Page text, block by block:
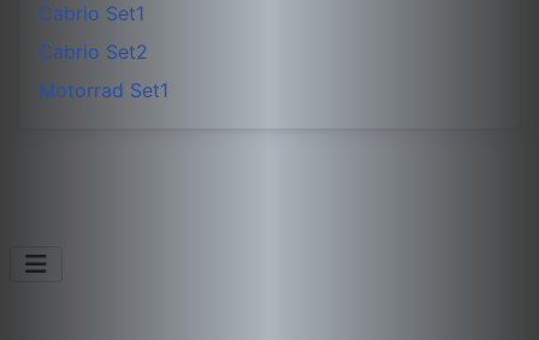
Cabrio Set1
Cabrio Set2
Motorrad Set1